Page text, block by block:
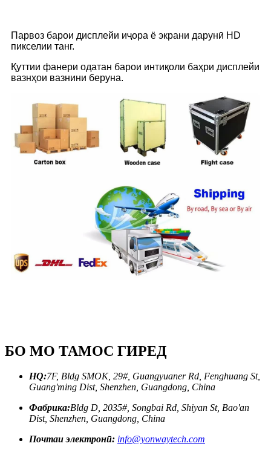
Парвоз барои дисплейи иҷора ё экрани дарунӣ HD
пикселии танг.
Қуттии фанери одатан барои интиқоли баҳри дисплейи
вазнҳои вазнини беруна.
БО МО ТАМОС ГИРЕД
HQ:7F, Bldg SMOK, 29#, Guangyuaner Rd, Fenghuang St,
Guang'ming Dist, Shenzhen, Guangdong, China
Фабрика:Bldg D, 2035#, Songbai Rd, Shiyan St, Bao'an
Dist, Shenzhen, Guangdong, China
Почтаи электронӣ: info@yonwaytech.com